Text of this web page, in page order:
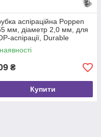
аспіраційна Poppen
мм, діаметр 2,0 мм, для
аспірації, Durable
₴
Купити